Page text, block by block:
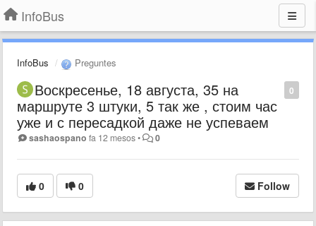
InfoBus
InfoBus Preguntes
0
Воскресенье, 18 августа, 35 на
маршруте 3 штуки, 5 так же , стоим час
уже и с пересадкой даже не успеваем
sashaospano fa 12 mesos• 0
0 0 Follow